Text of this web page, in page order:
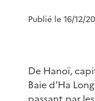
Publié le 16/12/
De Hanoï,
Baie d’Ha